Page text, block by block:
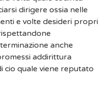
dirigere ossia nelle
e volte desideri propri
anche
addirittura
cio quale viene reputato